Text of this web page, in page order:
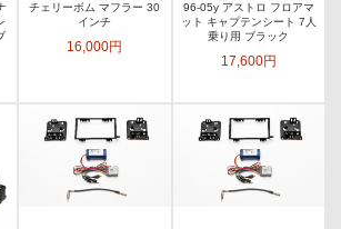
チェリーボム マフラー 30
インチ
16,000円
96-05y アストロ フロアマ
ット キャプテンシート 7人
乗り用 ブラック
17,600円